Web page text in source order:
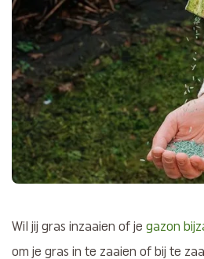
Wil jij gras inzaaien of je gazon
om je gras in te zaaien of bij te